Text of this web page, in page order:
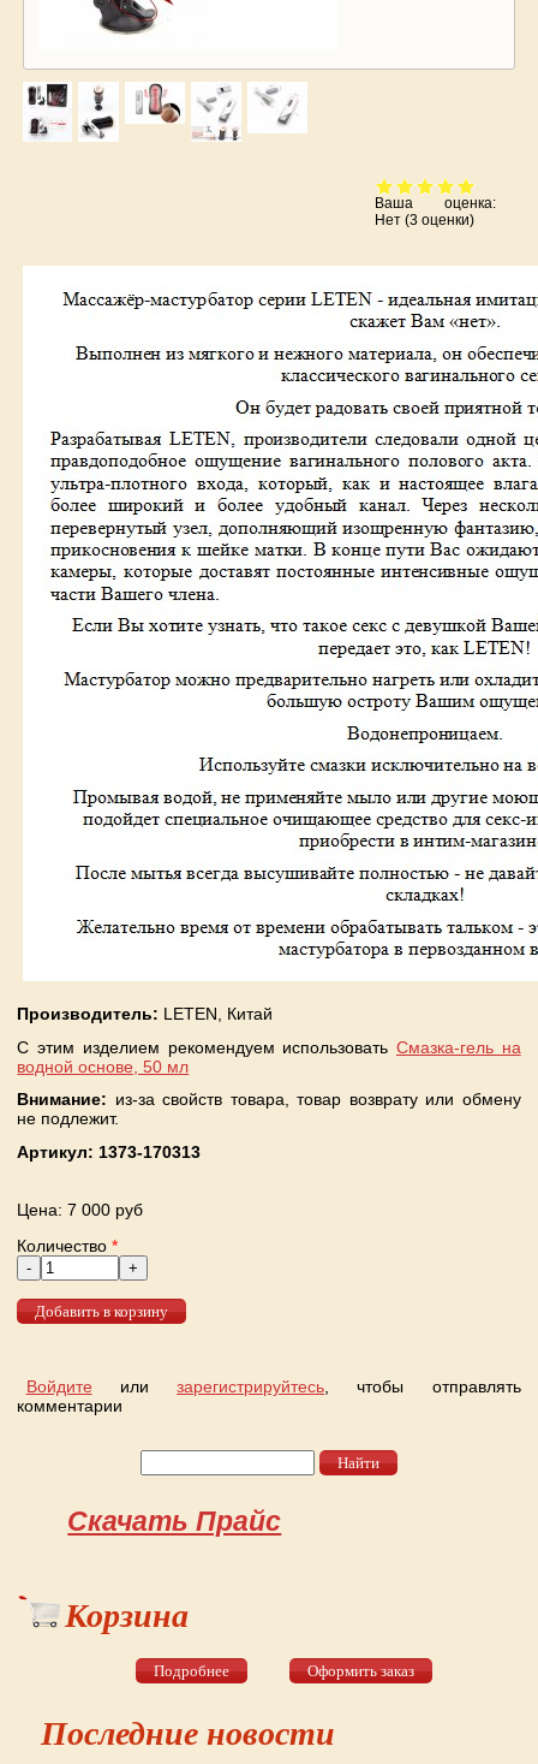
Ваша оценка:
Нет (3оценки)
Производитель: LETEN, Китай
С этим изделием рекомендуем использовать Смазка-гель на
водной основе, 50 мл
Внимание: из-за свойств товара, товар возврату или обмену
не подлежит.
Артикул: 1373-170313
Цена: 7 000 руб
Количество*
Войдите илизарегистрируйтесь , чтобы отправлять
комментарии
Скачать Прайс
Корзина
Подробнее Оформить заказ
Последние новости